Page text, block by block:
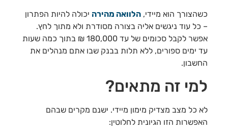
כשהצורך הוא מיידי, הלוואה מהירה יכולה להיות הפתרון
– כל עוד ניגשים אליה בצורה מסודרת ולא מתוך לחץ.
אפשר לקבל סכומים של עד 180,000 ₪ בתוך כמה שעות
עד ימים ספורים, ללא תלות בבנק שבו אתם מנהלים את
החשבון.
למי זה מתאים?
לא כל מצב מצדיק מימון מיידי. ישנם מקרים שבהם
האפשרות הזו הגיונית לחלוטין: